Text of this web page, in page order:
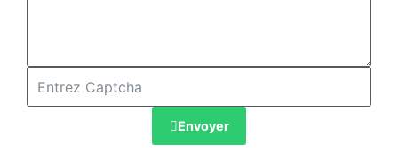
Envoyer